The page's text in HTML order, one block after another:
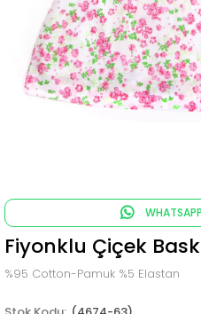
Fiyonklu Çiçek
%95 Cotton-Pamuk %5 Elastan